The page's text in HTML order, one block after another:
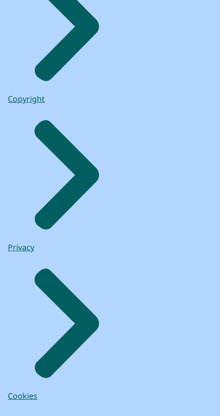
Copyright
Privacy
Cookies